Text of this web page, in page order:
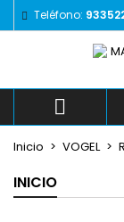
Teléfono:

Inicio VOGEL
INICIO
Añadir
((title))
((label))
Iniciar
lista de deseos.